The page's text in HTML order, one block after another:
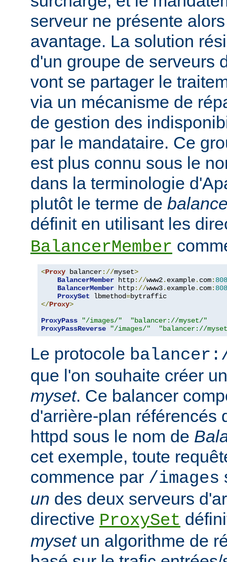
serveur ne présente
avantage. La solution
d'un groupe de serveurs
vont se partager le
via un mécanisme de
de gestion des
par le mandataire. Ce
est plus connu sous le
dans la terminologie
plutôt le terme de
définit en utilisant les
BalancerMember
<Proxy balancer://myset>
BalancerMember http://www2. example. com:
BalancerMember http://www3. example. com:
ProxySet lbmethod=
</Proxy>
ProxyPass
"/images/"
"balancer://myset/"
ProxyPassReverse
"/images/" "balancer://
Le protocole
que l'on souhaite créer
myset. Ce balancer
d'arrière-plan référencés
httpd sous le nom de
cet exemple, toute
commence par /images
un des deux serveurs
directive ProxySet
mysetun algorithme de